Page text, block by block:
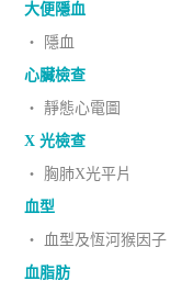
大便隱血
‧ 隱血
心臟檢查
‧ 靜態心電圖
X 光檢查
‧ 胸肺X光平片
血型
‧ 血型及恆河猴因子
血脂肪